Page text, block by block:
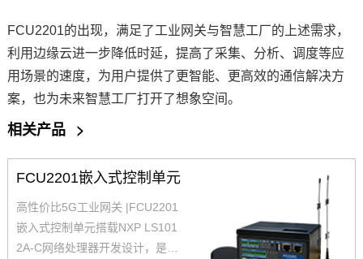
FCU2201的出现，满足了工业网关与智慧工厂的上述需求，
利用边缘云进一步降低时延，提高了采集、分析、调度等应
用场景的速度，为用户提供了更智能、更高效的通信解决方
案，也为未来智慧工厂打开了想象空间。
相关产品 >
FCU2201嵌入式控制单元
高性价比5G工业网关 |FCU2201
嵌入式控制单元搭载NXP LS101
2A-C网络处理器开发设计，是一